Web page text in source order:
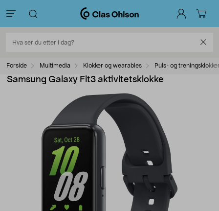
Forside Multimedia Klokker og wearables Puls- og
Samsung Galaxy Fit3 aktivitetsklokke